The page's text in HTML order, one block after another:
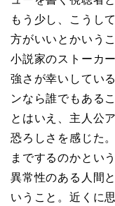
もう少し、こうし
方がいいとかいう
小説家のストーカ
強さが幸いしてい
ンなら誰でもある
とはいえ、主人公
恐ろしさを感じた
までするのかとい
異常性のある人間
いうこと。近くに